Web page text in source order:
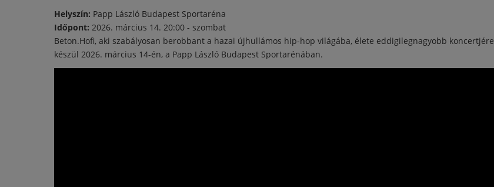
Helyszín: Papp László Budapest Sportaréna
Időpont: 2026. március 14. 20:00 - szombat
Beton.Hofi, aki szabályosan berobbant a hazai újhullámos hip-hop világába, élete eddigilegnagyobb koncertjére
készül 2026. március 14-én, a Papp László Budapest Sportarénában.